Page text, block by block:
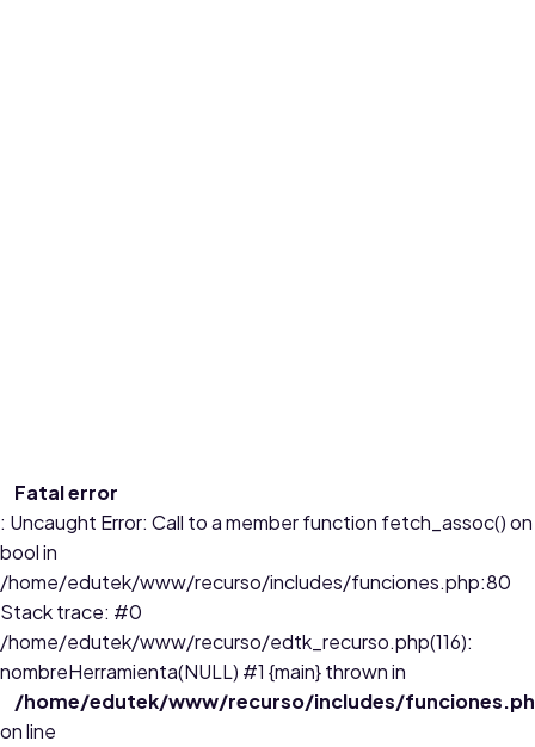
Fatal error
: Uncaught Error: Call to a member function fetch_assoc() on
bool in
/home/edutek/www/recurso/includes/funciones.php:80
Stack trace: #0
/home/edutek/www/recurso/edtk_recurso.php(116):
nombreHerramienta(NULL) #1 {main} thrown in
/home/edutek/www/recurso/includes/
on line